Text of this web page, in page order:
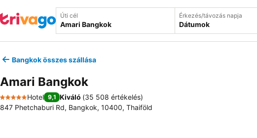
Úti cél Érkezés/távozás napja
Dátumok
Bangkok összes szállása
Amari Bangkok
5 Kategória
Hotel 9,1 Kiváló (35 508 értékelés)
847 Phetchaburi Rd, Bangkok, 10400, Thaiföld